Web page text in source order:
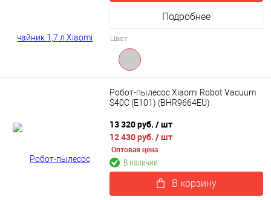
Подробнее
Цвет
Робот-пылесос Xiaomi Robot Vacuum
S40С (E101) (BHR9664EU)
13 320 руб. / шт
12 430 руб. / шт
Оптовая цена
В наличии
В корзину